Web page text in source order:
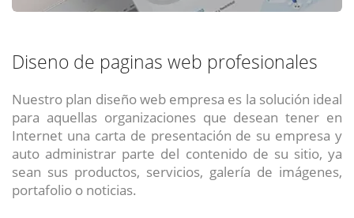
Diseno de paginas web profesionales
Nuestro plan diseño web empresa es la solución ideal
para aquellas organizaciones que desean tener en
Internet una carta de presentación de su empresa y
auto administrar parte del contenido de su sitio, ya
sean sus productos, servicios, galería de imágenes,
portafolio o noticias.